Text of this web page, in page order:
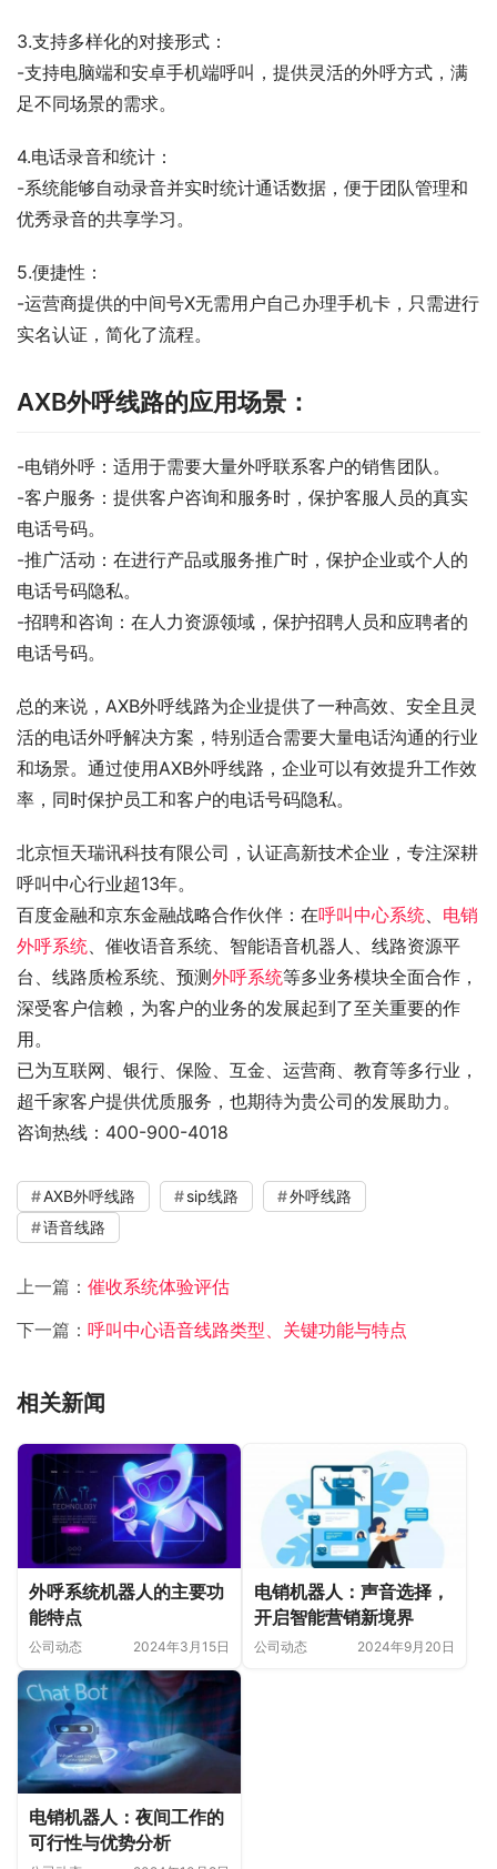
3.支持多样化的对接形式：
-支持电脑端和安卓手机端呼叫，提供灵活的外呼方式，满
足不同场景的需求。
4.电话录音和统计：
-系统能够自动录音并实时统计通话数据，便于团队管理和
优秀录音的共享学习。
5.便捷性：
-运营商提供的中间号X无需用户自己办理手机卡，只需进行
实名认证，简化了流程。
AXB外呼线路的应用场景：
-电销外呼：适用于需要大量外呼联系客户的销售团队。
-客户服务：提供客户咨询和服务时，保护客服人员的真实
电话号码。
-推广活动：在进行产品或服务推广时，保护企业或个人的
电话号码隐私。
-招聘和咨询：在人力资源领域，保护招聘人员和应聘者的
电话号码。
总的来说，AXB外呼线路为企业提供了一种高效、安全且灵
活的电话外呼解决方案，特别适合需要大量电话沟通的行业
和场景。通过使用AXB外呼线路，企业可以有效提升工作效
率，同时保护员工和客户的电话号码隐私。
北京恒天瑞讯科技有限公司，认证高新技术企业，专注深耕
呼叫中心行业超13年。
百度金融和京东金融战略合作伙伴：在呼叫中心系统、 电销
外呼系统、催收语音系统、智能语音机器人、线路资源平
台、线路质检系统、预测外呼系统等多业务模块全面合作，
深受客户信赖，为客户的业务的发展起到了至关重要的作
用。
已为互联网、银行、保险、互金、运营商、教育等多行业，
超千家客户提供优质服务，也期待为贵公司的发展助力。
咨询热线：400-900-4018
AXB外呼线路 sip线路
外呼线路
语音线路
上一篇： 催收系统体验评估
下一篇： 呼叫中心语音线路类型、关键功能与特点
相关新闻
外呼系统机器人的主要功
能特点
公司动态 2024年3月15日
电销机器人：声音选择，
开启智能营销新境界
公司动态 2024年9月20日
电销机器人：夜间工作的
可行性与优势分析